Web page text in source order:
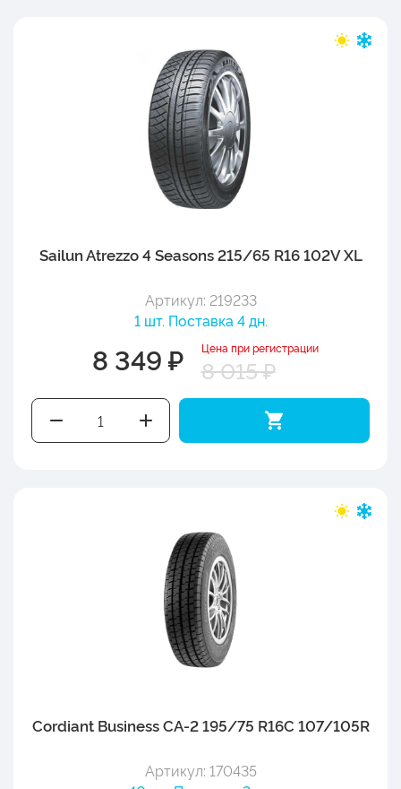
Sailun Atrezzo 4 Seasons 215/65 R16 102V XL
Артикул: 219233
1 шт. Поставка 4 дн.
8 349 ₽ Цена при регистрации
8 015 ₽
Cordiant Business CA-2 195/75 R16C 107/105R
Артикул: 170435